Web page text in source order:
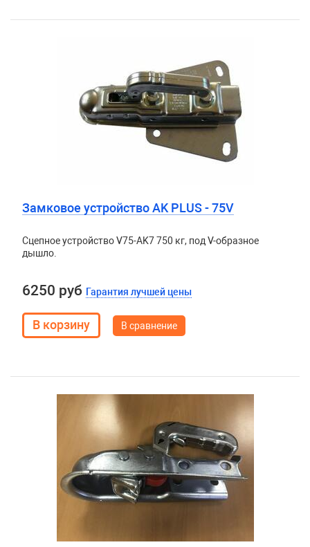
Замковое устройство AK PLUS - 75V
Сцепное устройство V75-AK7 750 кг, под V-образное
дышло.
6250 руб Гарантия лучшей цены
В сравнение